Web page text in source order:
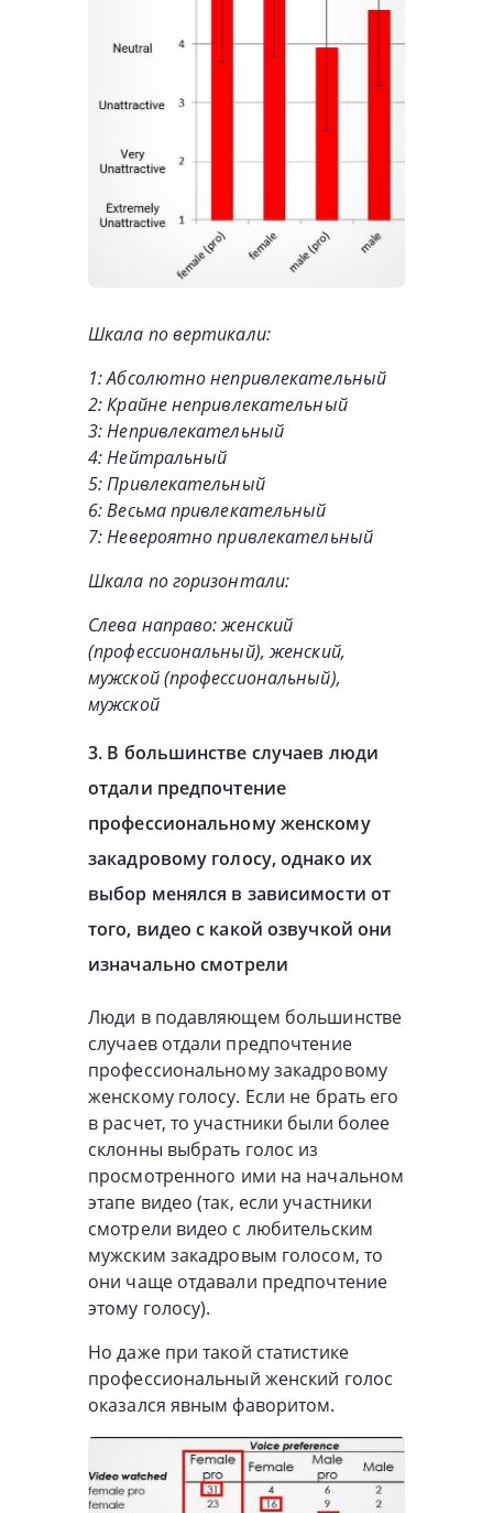
Шкала по вертикали:
1: Абсолютно непривлекательный
2: Крайне непривлекательный
3: Непривлекательный
4: Нейтральный
5: Привлекательный
6: Весьма привлекательный
7: Невероятно привлекательный
Шкала по горизонтали:
Слева направо: женский
(профессиональный), женский,
мужской (профессиональный),
мужской
3. В большинстве случаев люди
отдали предпочтение
профессиональному женскому
закадровому голосу, однако их
выбор менялся в зависимости от
того, видео с какой озвучкой они
изначально смотрели
Люди в подавляющем большинстве
случаев отдали предпочтение
профессиональному закадровому
женскому голосу. Если не брать его
в расчет, то участники были более
склонны выбрать голос из
просмотренного ими на начальном
этапе видео (так, если участники
смотрели видео с любительским
мужским закадровым голосом, то
они чаще отдавали предпочтение
этому голосу).
Но даже при такой статистике
профессиональный женский голос
оказался явным фаворитом.